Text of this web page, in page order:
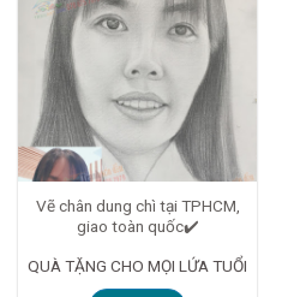
Vẽ chân dung chì tại TPHCM,
giao toàn quốc✔️
QUÀ TẶNG CHO MỌI LỨA TUỔI